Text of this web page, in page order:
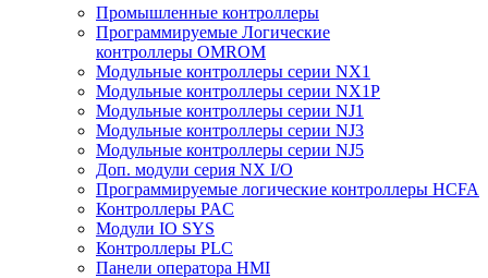
Промышленные контроллеры
Программируемые Логические
контроллеры OMROM
Модульные контроллеры серии NX1
Модульные контроллеры серии NX1P
Модульные контроллеры серии NJ1
Модульные контроллеры серии NJ3
Модульные контроллеры серии NJ5
Доп. модули серия NX I/O
Программируемые логические контроллеры HCFA
Контроллеры PAC
Модули IO SYS
Контроллеры PLC
Панели оператора HMI